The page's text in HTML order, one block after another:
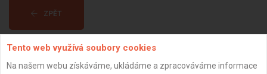
ZPĚT
Tento web využívá soubory cookies
Na našem webu získáváme, ukládáme a zpracováváme informace